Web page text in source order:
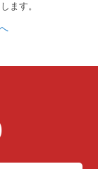
ます。